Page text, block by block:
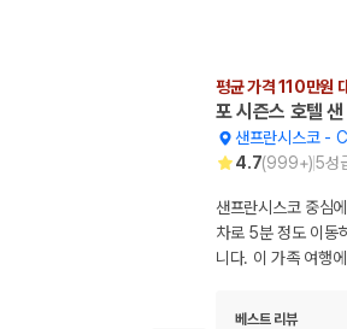
평균 가격 110만원
포 시즌스 호텔
샌프란시스코-
4.7(999+)5성
샌프란시스코 중심
차로 5분 정도 이동
니다. 이 가족 여행
베스트 리뷰